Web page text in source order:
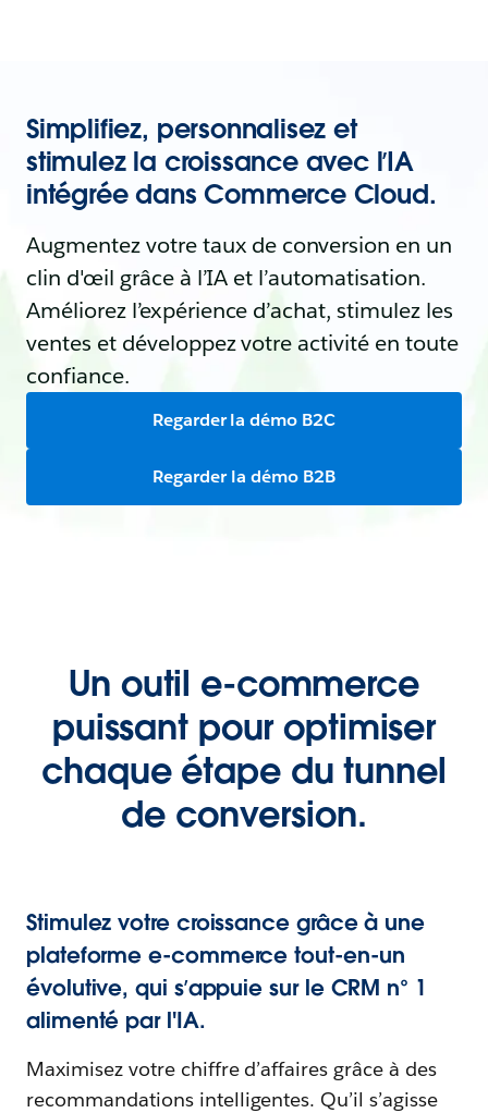
Simplifiez, personnalisez et
stimulez la croissance avec l’IA
intégrée dans Commerce Cloud.
Augmentez votre taux de conversion en un
clin d'œil grâce à l’IA et l’automatisation.
Améliorez l’expérience d’achat, stimulez les
ventes et développez votre activité en toute
confiance.
Regarder la démo B2C
Regarder la démo B2B
Un outil e-commerce
puissant pour optimiser
chaque étape du tunnel
de conversion.
Stimulez votre croissance grâce à une
plateforme e-commerce tout-en-un
évolutive, qui s’appuie sur le CRM n° 1
alimenté par l'IA.
Maximisez votre chiffre d’affaires grâce à des
recommandations intelligentes. Qu’il s’agisse